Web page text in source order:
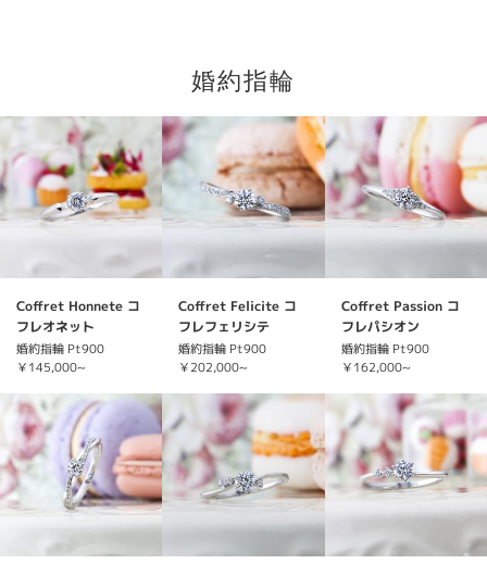
婚約指輪
Coffret Honnete コ
フレオネット
婚約指輪 Pt900
￥145,000~
Coffret Felicite コ
フレフェリシテ
婚約指輪 Pt900
￥202,000~
Coffret Passion コ
フレパシオン
婚約指輪 Pt900
￥162,000~